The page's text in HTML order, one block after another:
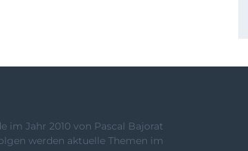
im Jahr 2010 von Pascal Bajorat
werden aktuelle Themen im